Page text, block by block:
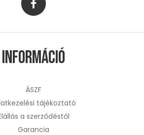
Információ
ÁSZF
tájékoztató
a szerződéstől
Garancia